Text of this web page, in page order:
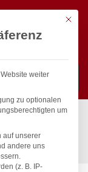
Suchen
Profis
Mit
weiter
zu optionalen
um
auf unserer
andere uns
(z. B. IP-